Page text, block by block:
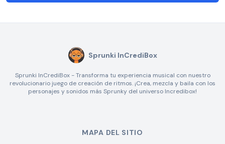
Sprunki InCrediBox
Sprunki InCrediBox - Transforma tu experiencia musical con nuestro
revolucionario juego de creación de ritmos. ¡Crea, mezcla y baila con los
personajes y sonidos más Sprunky del universo Incredibox!
MAPA DEL SITIO